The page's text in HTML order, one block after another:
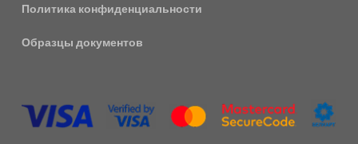
Политика конфиденциальности
Образцы документов